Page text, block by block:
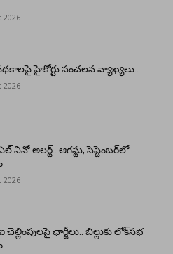
2026
హైకోర్టు సంచలన వ్యాఖ్యలు..
2026
నినో అలర్ట్.. ఆగస్టు, సెప్టెంబర్‌లో
2026
ఛార్జీలు.. బిల్లుకు లోక్‌సభ